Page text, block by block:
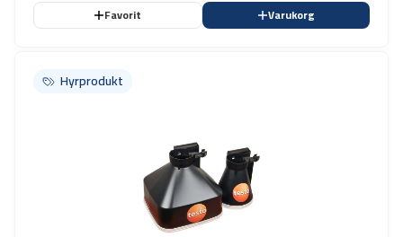
Favorit Varukorg
Hyrprodukt
Hyrprodukt